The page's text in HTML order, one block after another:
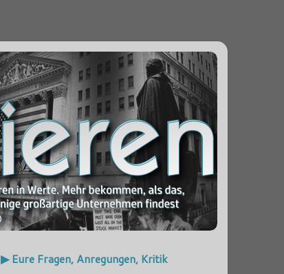
▶ Eure Fragen, Anregungen, Kritik